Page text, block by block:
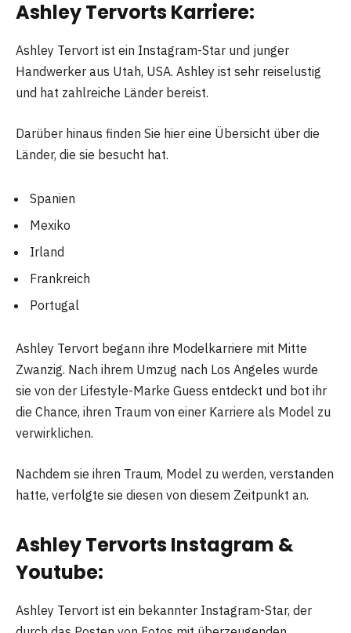
Ashley Tervorts Karriere:
Ashley Tervort ist ein Instagram-Star und junger
Handwerker aus Utah, USA. Ashley ist sehr reiselustig
und hat zahlreiche Länder bereist.
Darüber hinaus finden Sie hier eine Übersicht über die
Länder, die sie besucht hat.
Spanien
Mexiko
Irland
Frankreich
Portugal
Ashley Tervort begann ihre Modelkarriere mit Mitte
Zwanzig. Nach ihrem Umzug nach Los Angeles wurde
sie von der Lifestyle-Marke Guess entdeckt und bot ihr
die Chance, ihren Traum von einer Karriere als Model zu
verwirklichen.
Nachdem sie ihren Traum, Model zu werden, verstanden
hatte, verfolgte sie diesen von diesem Zeitpunkt an.
Ashley Tervorts Instagram &
Youtube:
Ashley Tervort ist ein bekannter Instagram-Star, der